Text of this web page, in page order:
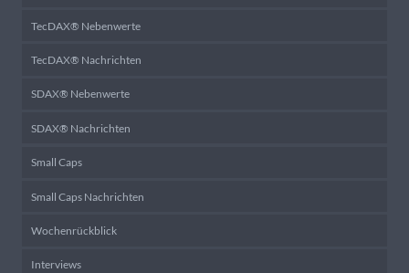
TecDAX® Nebenwerte
TecDAX® Nachrichten
SDAX® Nebenwerte
SDAX® Nachrichten
Small Caps
Small Caps Nachrichten
Wochenrückblick
Interviews